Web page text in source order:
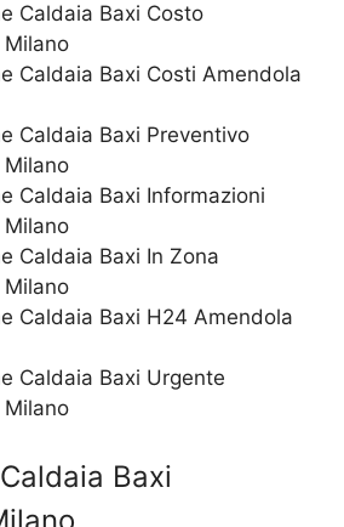
Caldaia Baxi Costo
Caldaia Baxi Costi Amendola
Caldaia Baxi Preventivo
Caldaia Baxi Informazioni
Caldaia Baxi In Zona
Caldaia Baxi H24 Amendola
Caldaia Baxi Urgente
Caldaia Baxi